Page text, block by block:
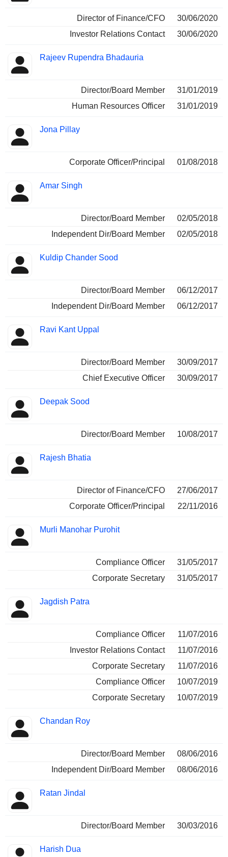
Director of Finance/CFO
30/06/2020
Investor Relations Contact
30/06/2020
Rajeev Rupendra Bhadauria
Director/Board Member
31/01/2019
Human Resources Officer
31/01/2019
Jona Pillay
Corporate Officer/Principal 01/08/2018
Amar Singh
Director/Board Member
02/05/2018
Independent Dir/Board Member
02/05/2018
Kuldip Chander Sood
Director/Board Member
06/12/2017
Independent Dir/Board Member
06/12/2017
Ravi Kant Uppal
Director/Board Member
30/09/2017
Chief Executive Officer
30/09/2017
Deepak Sood
Director/Board Member 10/08/2017
Rajesh Bhatia
Director of Finance/CFO
27/06/2017
Corporate Officer/Principal
22/11/2016
Murli Manohar Purohit
Compliance Officer
31/05/2017
Corporate Secretary
31/05/2017
Jagdish Patra
Compliance Officer
11/07/2016
Investor Relations Contact
11/07/2016
Corporate Secretary
11/07/2016
Compliance Officer
10/07/2019
Corporate Secretary
10/07/2019
Chandan Roy
Director/Board Member
08/06/2016
Independent Dir/Board Member
08/06/2016
Ratan Jindal
Director/Board Member 30/03/2016
Harish Dua